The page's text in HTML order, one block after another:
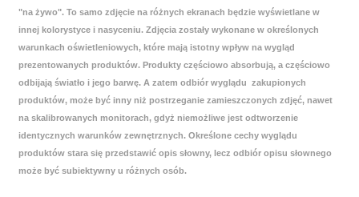
"na żywo". To samo zdjęcie na różnych ekranach będzie wyświetlane w
innej kolorystyce i nasyceniu. Zdjęcia zostały wykonane w określonych
warunkach oświetleniowych, które mają istotny wpływ na wygląd
prezentowanych produktów. Produkty częściowo absorbują, a częściowo
odbijają światło i jego barwę. A zatem odbiór wyglądu zakupionych
produktów, może być inny niż postrzeganie zamieszczonych zdjęć, nawet
na skalibrowanych monitorach, gdyż niemożliwe jest odtworzenie
identycznych warunków zewnętrznych. Określone cechy wyglądu
produktów stara się przedstawić opis słowny, lecz odbiór opisu słownego
może być subiektywny u różnych osób.